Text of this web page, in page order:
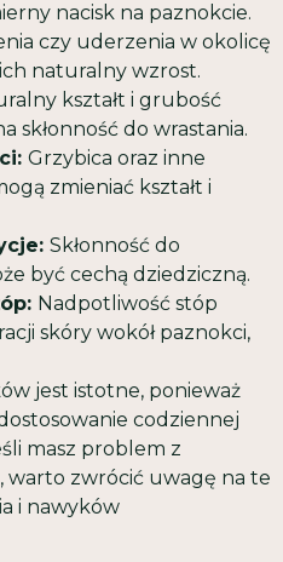
nacisk na paznokcie.
czy uderzenia w okolicę
naturalny wzrost.
kształt i grubość
skłonność do wrastania.
Grzybica oraz inne
zmieniać kształt i
Skłonność do
być cechą dziedziczną.
Nadpotliwość stóp
skóry wokół paznokci,
jest istotne, ponieważ
codziennej
masz problem z
warto zwrócić uwagę na te
i nawyków